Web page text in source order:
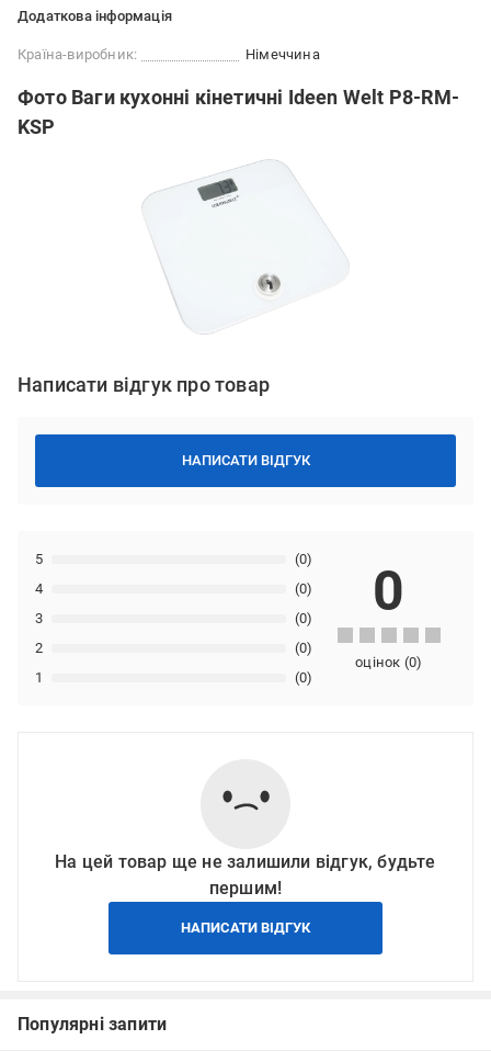
Додаткова інформація
Країна-виробник: Німеччина
Фото Ваги кухонні кінетичні Ideen Welt P8-RM-
KSP
Написати відгук про товар
НАПИСАТИ ВІДГУК
1 (0)
2 (0)
3 (0)
4 (0)
5 (0)
0
оцінок (0)
На цей товар ще не залишили відгук, будьте
першим!
НАПИСАТИ ВІДГУК
Популярні запити